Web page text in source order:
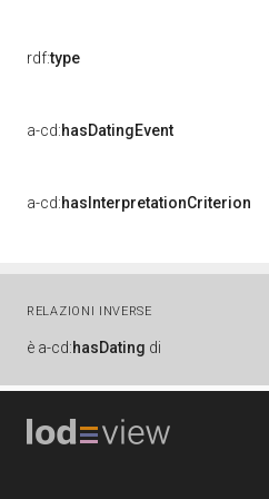
rdf:type
a-cd:hasDatingEvent
a-cd:hasInterpretationCriterion
RELAZIONI INVERSE
è a-cd:hasDating di